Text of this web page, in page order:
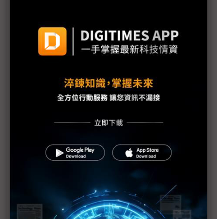
中國移動推進非洲與東南亞海底電纜建設 擴張國際
數位連結
中美角力走向深海 海底電纜成新戰略制高點
AWS啟動Fastnet跨大西洋海底電纜計畫 強化AI與雲
Google、Meta等暫緩紅海海底電纜計畫 部分業者
歐洲成AI新戰場 微軟與Google加碼布局基礎設施